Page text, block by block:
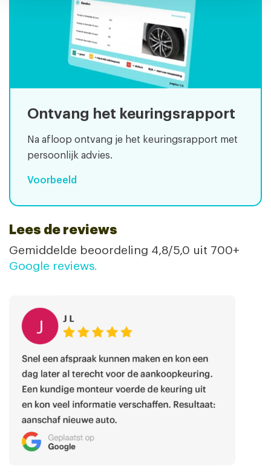
Ontvang het keuringsrapport
Na afloop ontvang je het keuringsrapport met
persoonlijk advies.
Voorbeeld
Lees de reviews
Gemiddelde beoordeling 4,8/5,0 uit 700+
Google reviews.